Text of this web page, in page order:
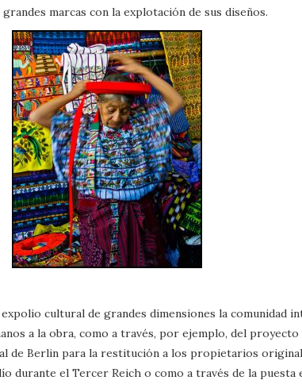
marcas con la explotación de sus diseños.
cultural de grandes dimensiones la comunidad
a la obra, como a través, por ejemplo, del proyecto
de Berlin para la restitución a los propietarios
durante el Tercer Reich o como a través de la puesta